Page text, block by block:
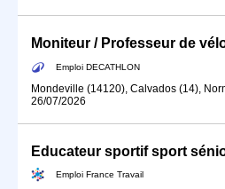
Emploi DECATHLON
Mondeville (14120), Calvados (14),
26/07/2026
Emploi France Travail